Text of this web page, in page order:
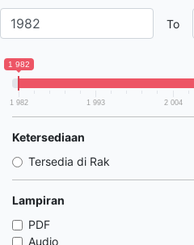
To
1 982
1 982 1 993 2 004
Ketersediaan
Tersedia di Rak
Lampiran
PDF
Audio